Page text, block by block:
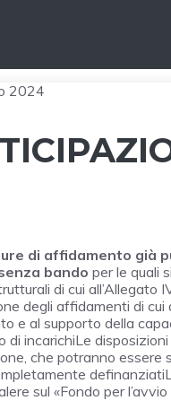
2024
di affidamento già
bando per le quali
di cui all’Allegato
degli affidamenti di
e al supporto della
di incarichiLe
che potranno essere
sul «Fondo per